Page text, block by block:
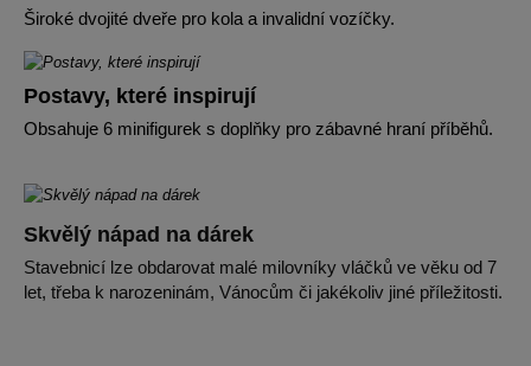
Široké dvojité dveře pro kola a invalidní vozíčky.
Postavy, které inspirují
Obsahuje 6 minifigurek s doplňky pro zábavné hraní příběhů.
Skvělý nápad na dárek
Stavebnicí lze obdarovat malé milovníky vláčků ve věku od 7
let, třeba k narozeninám, Vánocům či jakékoliv jiné příležitosti.